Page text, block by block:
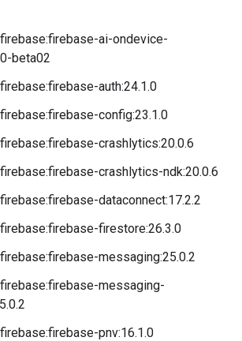
ai-ondevice-
beta02
auth:24.1.0
config:23.1.0
crashlytics:20.0.6
crashlytics-ndk:20.0.6
dataconnect:17.2.2
firestore:26.3.0
messaging:25.0.2
messaging-
pnv:16.1.0